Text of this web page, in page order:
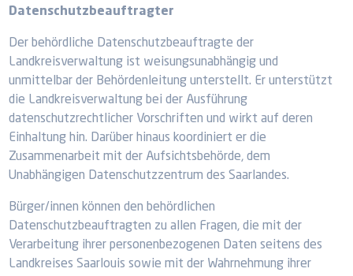
Datenschutzbeauftragter
Der behördliche Datenschutzbeauftragte der
Landkreisverwaltung ist weisungsunabhängig und
unmittelbar der Behördenleitung unterstellt. Er unterstützt
die Landkreisverwaltung bei der Ausführung
datenschutzrechtlicher Vorschriften und wirkt auf deren
Einhaltung hin. Darüber hinaus koordiniert er die
Zusammenarbeit mit der Aufsichtsbehörde, dem
Unabhängigen Datenschutzzentrum des Saarlandes.
Bürger/innen können den behördlichen
Datenschutzbeauftragten zu allen Fragen, die mit der
Verarbeitung ihrer personenbezogenen Daten seitens des
Landkreises Saarlouis sowie mit der Wahrnehmung ihrer